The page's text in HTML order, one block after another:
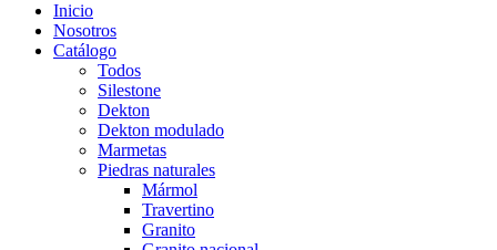
Inicio
Nosotros
Catálogo
Todos
Silestone
Dekton
Dekton modulado
Marmetas
Piedras naturales
Mármol
Travertino
Granito